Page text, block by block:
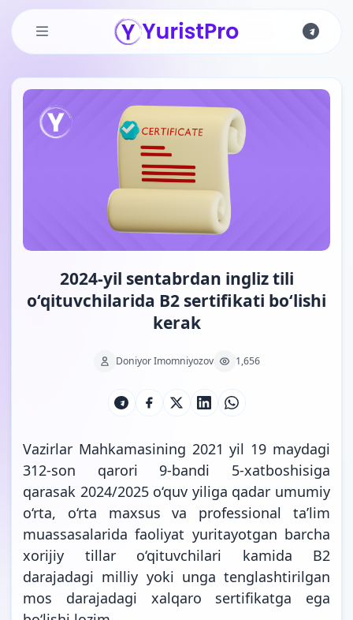
Skip to main content
2024-yil sentabrdan ingliz tili
o‘qituvchilarida B2 sertifikati bo‘lishi
kerak
Doniyor Imomniyozov 1,656
Vazirlar Mahkamasining 2021 yil 19 maydagi
312-son qarori 9-bandi 5-xatboshisiga
qarasak 2024/2025 o‘quv yiliga qadar umumiy
o‘rta, o‘rta maxsus va professional ta’lim
muassasalarida faoliyat yuritayotgan barcha
xorijiy tillar o‘qituvchilari kamida B2
darajadagi milliy yoki unga tenglashtirilgan
mos darajadagi xalqaro sertifikatga ega